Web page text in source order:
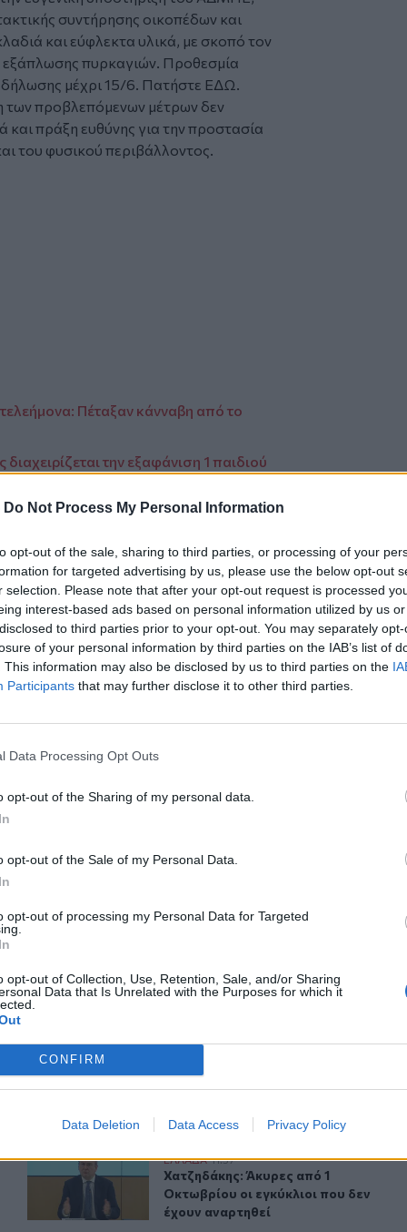
Do Not Process My Personal Information
opt-out of the sale, sharing to third parties, or processing of your
for targeted advertising by us, please use the below opt-out
selection. Please note that after your opt-out request is processed
interest-based ads based on personal information utilized by us
to third parties prior to your opt-out. You may separately
of your personal information by third parties on the IAB’s list of
This information may also be disclosed by us to third parties on the
Participants that may further disclose it to other third parties.
Data Processing Opt Outs
opt-out of the Sharing of my personal data.
opt-out of the Sale of my Personal Data.
opt-out of processing my Personal Data for Targeted
opt-out of Collection, Use, Retention, Sale, and/or Sharing
Data that Is Unrelated with the Purposes for which it
CONFIRM
Data Deletion Data Access Privacy Policy
συντήρησης οικοπέδων και
και εύφλεκτα υλικά, με σκοπό τον
εξάπλωσης πυρκαγιών. Προθεσμία
δήλωσης μέχρι 15/6. Πατήστε ΕΔΩ.
των προβλεπόμενων μέτρων δεν
πράξη ευθύνης για την προστασία
του φυσικού περιβάλλοντος.
Πέταξαν κάνναβη από το
την εξαφάνιση 1 παιδιού
του μάρμαρα από μπαλκόνι
Google Newsκαι στοFacebook
μας στοYouTube
TAGS
Προστασίας
του CRETALIVE
ΕΊΔΗΣΗ
έλαβε η 46χρονη
απολογηθεί την Τρίτη έλαβε η 46χρονη
Χατζηδάκης: Άκυρες από 1 Οκτωβρίου οι εγκύκλιοι που
ΕΛΛAΔΑ 11:37
Χατζηδάκης: Άκυρες από 1
Χατζηδάκης: Άκυρες από 1
Οκτωβρίου οι εγκύκλιοι που δεν
έχουν αναρτηθεί